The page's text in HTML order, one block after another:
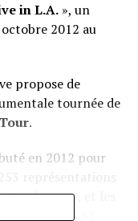
in L.A.», un
2012 au
propose de
tournée de
.
en 2012 pour
représentations
classes », et les
dans 52